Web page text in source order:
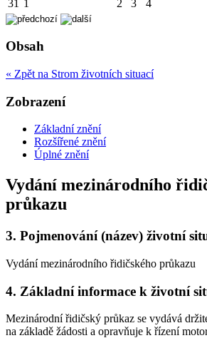
31 1 2 3 4
Obsah
« Zpět na Strom životních situací
Zobrazení
Základní znění
Rozšířené znění
Úplné znění
Vydání mezinárodního
průkazu
3. Pojmenování (název) životní
Vydání mezinárodního řidičského průkazu
4. Základní informace k životní
Mezinárodní řidičský průkaz se vydává
na základě žádosti a opravňuje k řízení